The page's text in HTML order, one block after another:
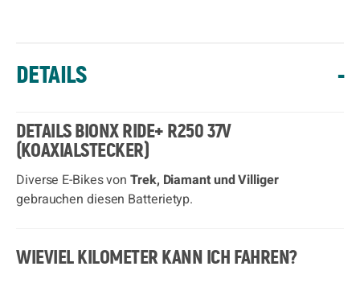
DETAILS -
DETAILS BIONX RIDE+ R250 37V
(KOAXIALSTECKER)
Diverse E-Bikes vonTrek, Diamant und Villiger
gebrauchen diesen Batterietyp.
WIEVIEL KILOMETER KANN ICH FAHREN?